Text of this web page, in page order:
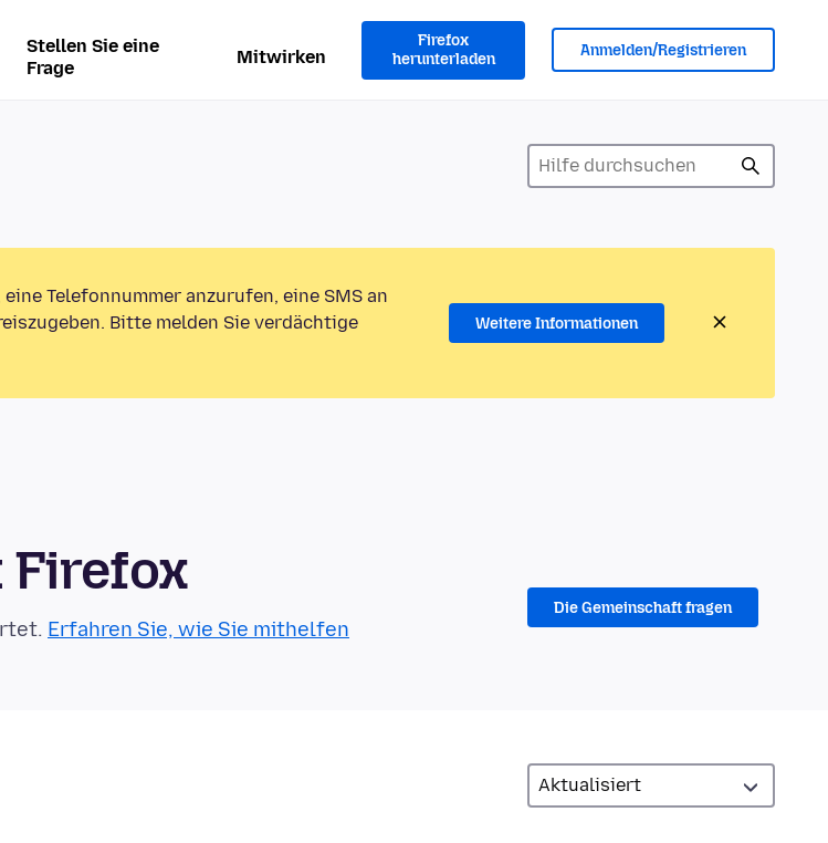
Stellen Sie eine
Frage
Mitwirken
Firefox
herunterladen
Anmelden/Registrieren
Telefonnummer anzurufen, eine SMS an
Bitte melden Sie verdächtige
Weitere Informationen
Firefox
Erfahren Sie, wie Sie mithelfen
Die Gemeinschaft fragen